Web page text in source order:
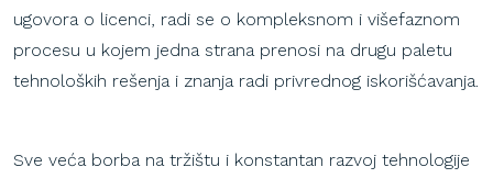
ugovora o licenci, radi se o kompleksnom i višefaznom
procesu u kojem jedna strana prenosi na drugu paletu
tehnoloških rešenja i znanja radi privrednog iskorišćavanja.
Sve veća borba na tržištu i konstantan razvoj tehnologije